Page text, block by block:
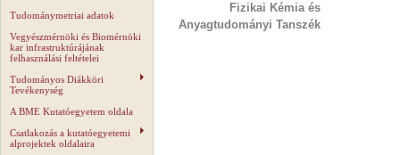
Tudománymetriai adatok
Vegyészmérnöki és Biomérnöki
kar infrastruktúrájának
felhasználási feltételei
Tudományos Diákköri
Tevékenység
A BME Kutatóegyetem oldala
Csatlakozás a kutatóegyetemi
alprojektek oldalaira
Fizikai Kémia és
Anyagtudományi Tanszék